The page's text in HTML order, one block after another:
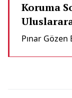
Koruma
Pınar Gözen